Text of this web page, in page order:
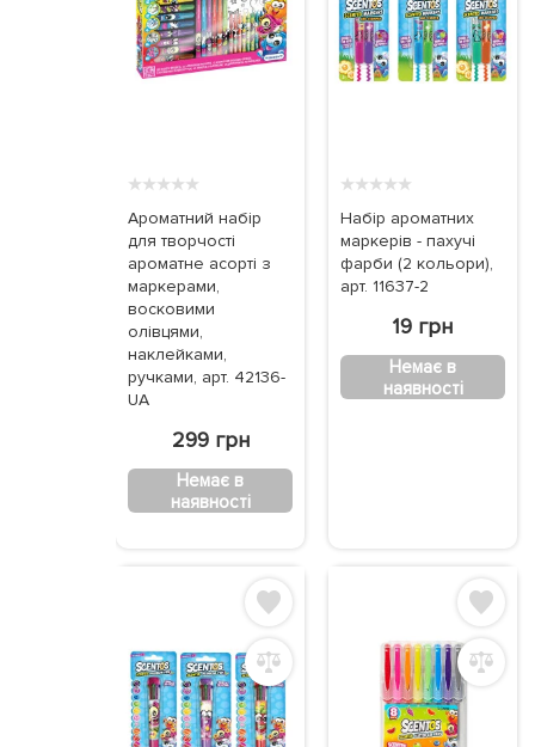
★★★★★
Ароматний набір
для творчості
ароматне асорті з
маркерами,
восковими
олівцями,
наклейками,
ручками, арт. 42136-
UA
299 грн
Немає в
наявності
★★★★★
Набір ароматних
маркерів - пахучі
фарби (2 кольори),
арт. 11637-2
19 грн
Немає в
наявності